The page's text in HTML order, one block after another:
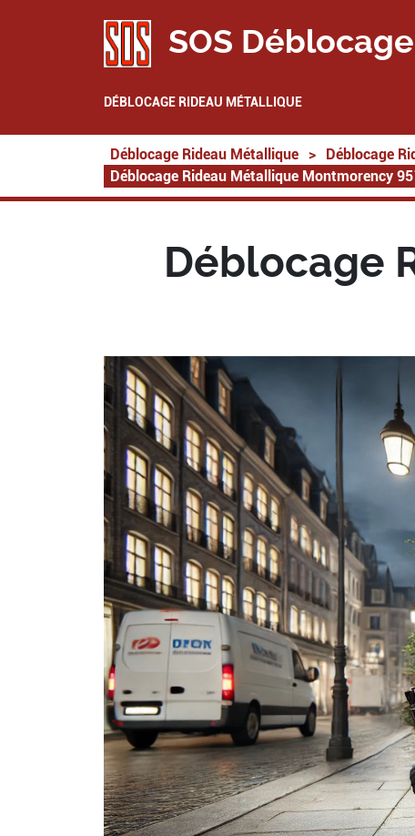
SOS
DÉBLOCAGE RIDEAU MÉTALLIQUE
Déblocage Rideau Métallique > Déblocage
Déblocage Rideau Métallique Montmorency
Déblocage